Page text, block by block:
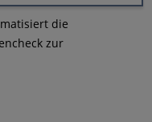
die
zur